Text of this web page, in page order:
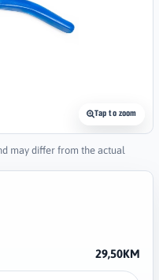
Tap to zoom
may differ from the actual
29,50KM